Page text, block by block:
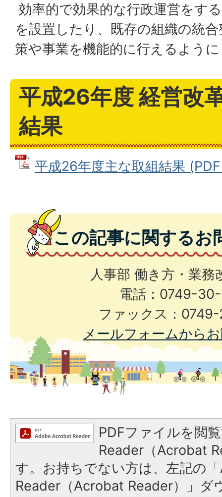
効率的で効果的な行政運営をす
を設置したり、既存の組織の統
策や事業を機能的に行えるよう
平成26年度 経営改
結果
平成26年度主な取組結果
この記事に関するお
人事部 働き方・業務
電話：0749-
ファックス：
メールフォームから
PDFファイルを閲
Reader（Acrobat
す。お持ちでない方は、左記の
Reader（Acrobat Reader）」ダ